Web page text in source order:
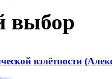
выбор
взлётности